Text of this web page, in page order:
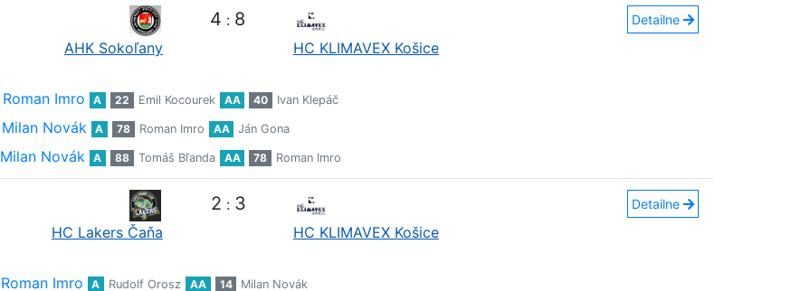
AHK Sokoľany
4 : 8
HC KLIMAVEX Košice
Detailne
Roman Imro A 22 Emil Kocourek AA 40 Ivan Klepáč
Milan Novák A 78 Roman Imro AA Ján Gona
Milan Novák A 88 Tomáš Bľanda AA 78 Roman Imro
HC Lakers Čaňa
2 : 3
HC KLIMAVEX Košice
Detailne
Roman Imro A Rudolf Orosz AA 14
Milan Novák